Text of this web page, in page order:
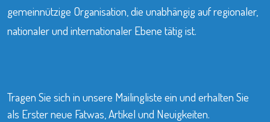
gemeinnützige Organisation, die unabhängig auf regionaler,
nationaler und internationaler Ebene tätig ist.
Tragen Sie sich in unsere Mailingliste ein und erhalten Sie
als Erster neue Fatwas, Artikel und Neuigkeiten.